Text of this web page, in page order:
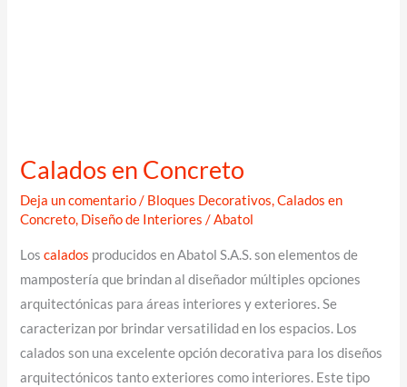
Calados en Concreto
Deja un comentario / Bloques Decorativos,Calados en
Concreto, Diseño de Interiores /Abatol
Loscalados producidos en Abatol S.A.S. son elementos de
mampostería que brindan al diseñador múltiples opciones
arquitectónicas para áreas interiores y exteriores. Se
caracterizan por brindar versatilidad en los espacios. Los
calados son una excelente opción decorativa para los diseños
arquitectónicos tanto exteriores como interiores. Este tipo